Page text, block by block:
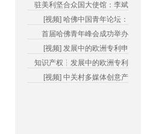
驻美利坚合众国大使馆：李斌
[视频] 哈佛中国青年论坛：
首届哈佛青年峰会成功举办
[视频] 发展中的欧洲专利申
知识产权┆发展中的欧洲专利
[视频] 中关村多媒体创意产